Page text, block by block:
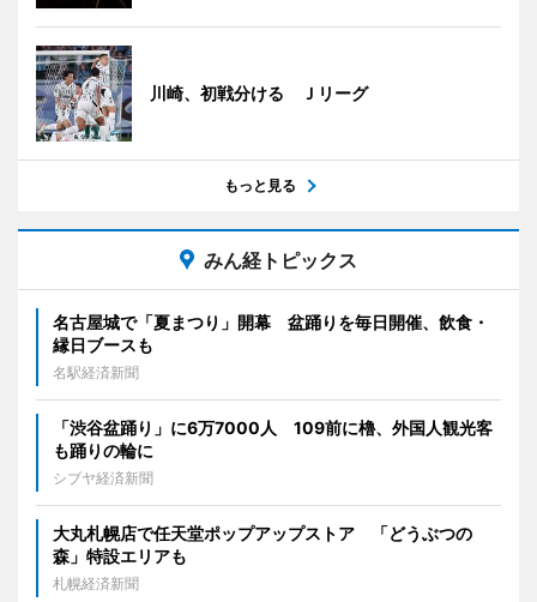
川崎、初戦分ける Ｊリーグ
もっと見る
みん経トピックス
名古屋城で「夏まつり」開幕 盆踊りを毎日開催、飲食・
縁日ブースも
名駅経済新聞
「渋谷盆踊り」に6万7000人 109前に櫓、外国人観光客
も踊りの輪に
シブヤ経済新聞
大丸札幌店で任天堂ポップアップストア 「どうぶつの
森」特設エリアも
札幌経済新聞